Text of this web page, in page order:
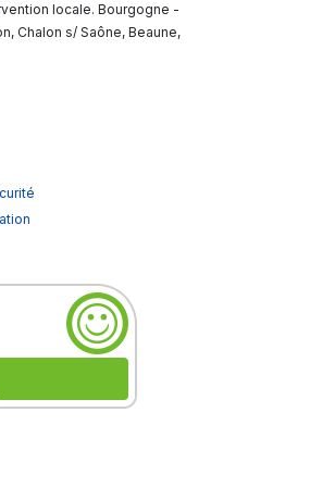
locale. Bourgogne -
Chalon s/ Saône, Beaune,